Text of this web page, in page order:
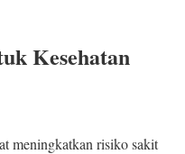
Kesehatan
meningkatkan risiko sakit